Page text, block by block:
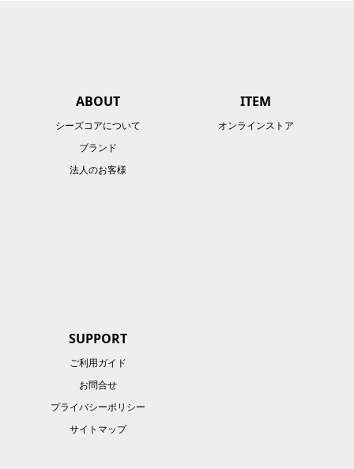
ABOUT
シーズコアについて
ブランド
法人のお客様
ITEM
オンラインストア
SUPPORT
ご利用ガイド
お問合せ
プライバシーポリシー
サイトマップ